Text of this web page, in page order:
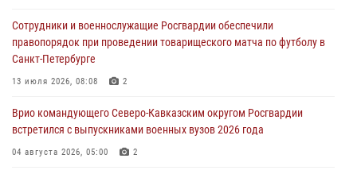
выпуска «Легенды армии с Александром Маршалом»
07 августа 2026, 12:00
Представители ФСБ России по Уральскому округу Росгвардии и
Кузнецова
07 августа 2026, 12:00
Сотрудники и военнослужащие Росгвардии обеспечили
правопорядок при проведении товарищеского матча по футболу в
Санкт-Петербурге
13 июля 2026, 08:08 2
Врио командующего Северо-Кавказским округом Росгвардии
встретился с выпускниками военных вузов 2026 года
04 августа 2026, 05:00 2